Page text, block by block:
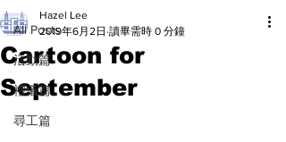
All Posts
活動篇
禮儀篇
尋工篇
Cartoon for
September
Hazel Lee
2019年6月2日 讀畢需時 0 分鐘